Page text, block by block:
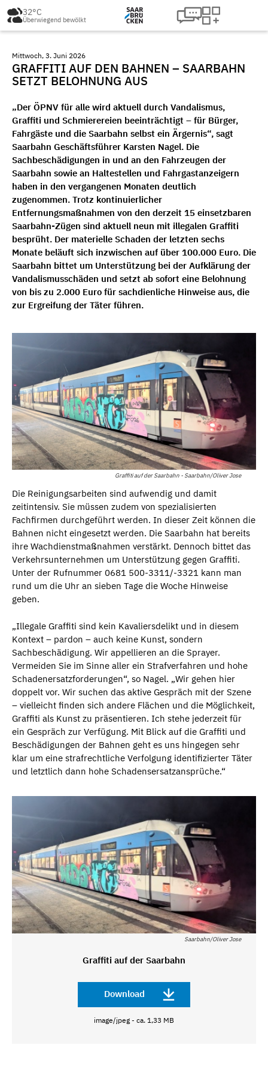
32°C
Überwiegend bewölkt
Mittwoch, 3. Juni 2026
GRAFFITI AUF DEN BAHNEN – SAARBAHN
SETZT BELOHNUNG AUS
„Der ÖPNV für alle wird aktuell durch Vandalismus,
Graffiti und Schmierereien beeinträchtigt – für Bürger,
Fahrgäste und die Saarbahn selbst ein Ärgernis“, sagt
Saarbahn Geschäftsführer Karsten Nagel. Die
Sachbeschädigungen in und an den Fahrzeugen der
Saarbahn sowie an Haltestellen und Fahrgastanzeigern
haben in den vergangenen Monaten deutlich
zugenommen. Trotz kontinuierlicher
Entfernungsmaßnahmen von den derzeit 15 einsetzbaren
Saarbahn-Zügen sind aktuell neun mit illegalen Graffiti
besprüht. Der materielle Schaden der letzten sechs
Monate beläuft sich inzwischen auf über 100.000 Euro. Die
Saarbahn bittet um Unterstützung bei der Aufklärung der
Vandalismusschäden und setzt ab sofort eine Belohnung
von bis zu 2.000 Euro für sachdienliche Hinweise aus, die
zur Ergreifung der Täter führen.
Graffiti auf der Saarbahn - Saarbahn/Oliver Jose
Die Reinigungsarbeiten sind aufwendig und damit
zeitintensiv. Sie müssen zudem von spezialisierten
Fachfirmen durchgeführt werden. In dieser Zeit können die
Bahnen nicht eingesetzt werden. Die Saarbahn hat bereits
ihre Wachdienstmaßnahmen verstärkt. Dennoch bittet das
Verkehrsunternehmen um Unterstützung gegen Graffiti.
Unter der Rufnummer 0681 500-3311/-3321 kann man
rund um die Uhr an sieben Tage die Woche Hinweise
geben.
„Illegale Graffiti sind kein Kavaliersdelikt und in diesem
Kontext – pardon – auch keine Kunst, sondern
Sachbeschädigung. Wir appellieren an die Sprayer.
Vermeiden Sie im Sinne aller ein Strafverfahren und hohe
Schadenersatzforderungen“, so Nagel. „Wir gehen hier
doppelt vor. Wir suchen das aktive Gespräch mit der Szene
– vielleicht finden sich andere Flächen und die Möglichkeit,
Graffiti als Kunst zu präsentieren. Ich stehe jederzeit für
ein Gespräch zur Verfügung. Mit Blick auf die Graffiti und
Beschädigungen der Bahnen geht es uns hingegen sehr
klar um eine strafrechtliche Verfolgung identifizierter Täter
und letztlich dann hohe Schadensersatzansprüche.“
Saarbahn/Oliver Jose
Graffiti auf der Saarbahn
Download
image/jpeg - ca. 1,33 MB